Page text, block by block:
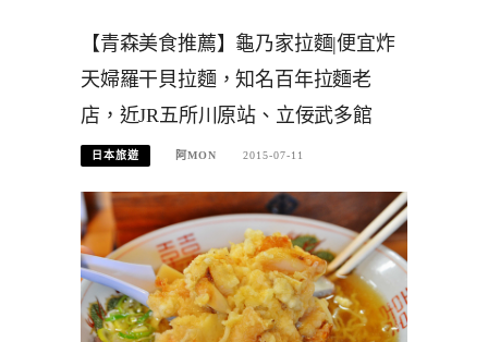
【青森美食推薦】龜乃家拉麵|便宜炸
天婦羅干貝拉麵，知名百年拉麵老
店，近JR五所川原站、立佞武多館
日本旅遊 阿MON 2015-07-11